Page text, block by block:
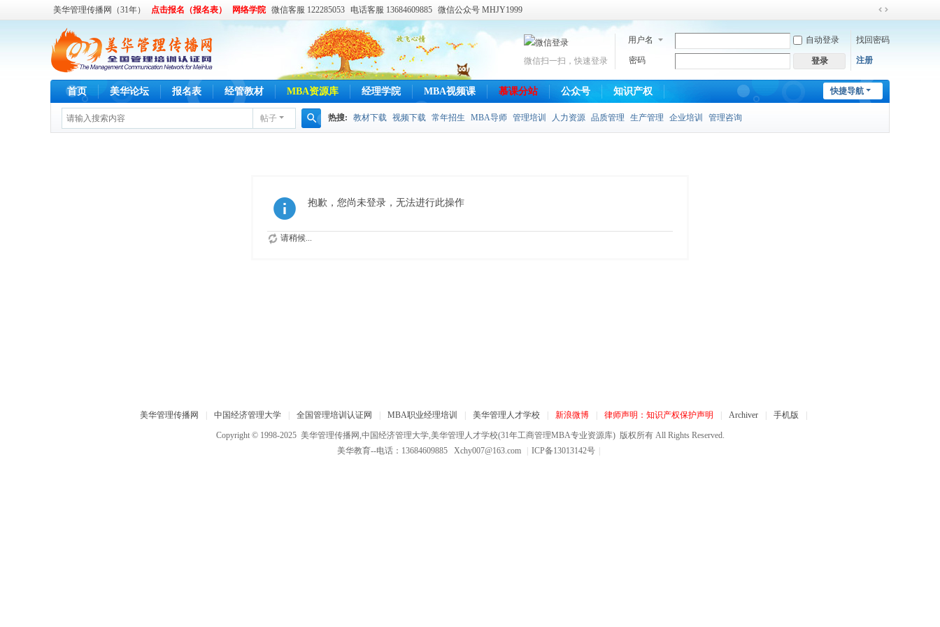
美华管理传播网（31年） 点击报名（报名表） 网络学院 微信客服 122285053 电话客服 13684609885 微信公众号 MHJY1999
切
换
到
用户名 自动登录 找回密码
密码 登录 注册
微信扫一扫，快速登录
快捷导航
首页 美华论坛 报名表 经管教材 MBA资源库 经理学院 MBA视频课 慕课分站 公众号 知识产权
帖子 热搜: 教材下载 视频下载 常年招生 MBA导师 管理培训 人力资源 品质管理 生产管理 企业培训 管理咨询
抱歉，您尚未登录，无法进行此操作
请稍候...
美华管理传播网 中国经济管理大学 全国管理培训认证网 MBA职业经理培训 美华管理人才学校 新浪微博 律师声明：知识产权保护声明 Archiver 手机版
Copyright © 1998-2025 美华管理传播网,中国经济管理大学,美华管理人才学校(31年工商管理MBA专业资源库)版权所有 All Rights Reserved.
美华教育--电话：13684609885 Xchy007@163.com ICP备13013142号